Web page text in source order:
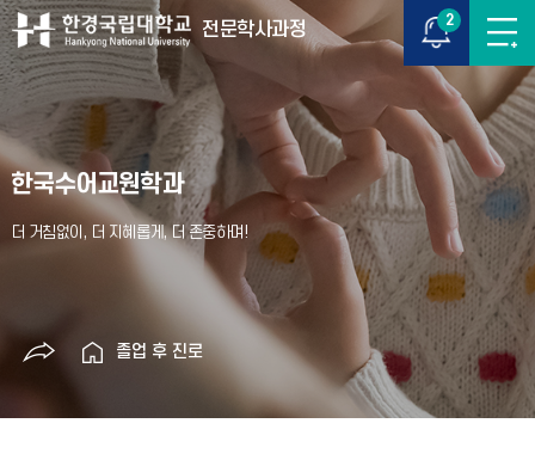
전문학사과정 2
한국수어교원학과
졸업 후 진로